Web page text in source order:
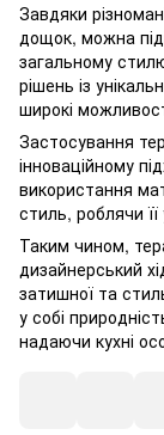
Завдяки
дощок, можна
загальному
рішень із
широкі
Застосування
інноваційному
використання
стиль, роблячи
Таким чином,
дизайнерський
затишної та
у собі
надаючи кухні